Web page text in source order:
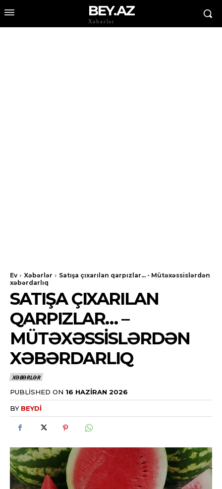
BEY.AZ
Xəbərlər
Ev Xəbərlər
Satışa çıxarılan qarpızlar... - Mütəxəssislərdən
xəbərdarlıq
SATIŞA ÇIXARILAN
QARPIZLAR… –
MÜTƏXƏSSISLƏRDƏN
XƏBƏRDARLIQ
XƏBƏRLƏR
PUBLISHED ON 16 HAZIRAN 2026
BY BEYDI